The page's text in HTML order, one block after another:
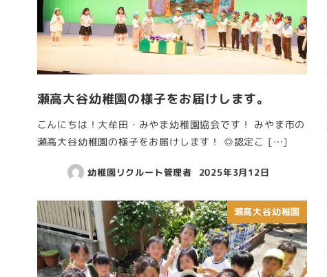
瀬高大谷幼稚園の様子をお届けします。
こんにちは！大牟田・みやま幼稚園協会です！ みやま市の
瀬高大谷幼稚園の様子をお届けします！ ◎認定こ […]
幼稚園リクルート管理者 2025年3月12日
瀬高大谷幼稚園